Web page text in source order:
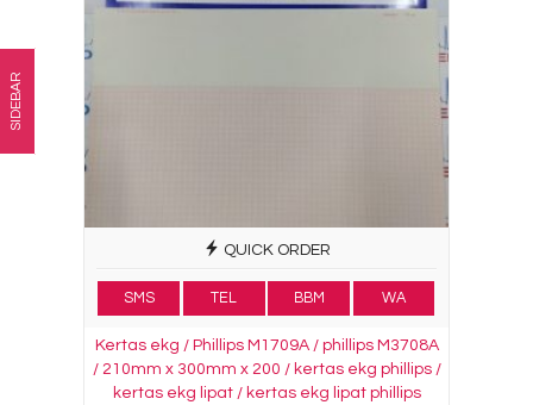
QUICK ORDER
SMS TEL BBM WA
Kertas ekg / Phillips M1709A / phillips M3708A
/ 210mm x 300mm x 200 / kertas ekg phillips /
kertas ekg lipat / kertas ekg lipat phillips
SIDEBAR